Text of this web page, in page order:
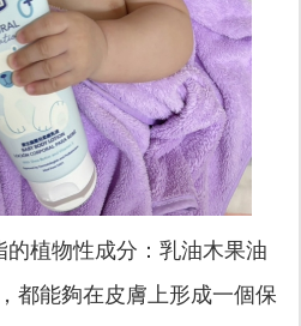
的植物性成分：乳油木果油
都能夠在皮膚上形成一個保